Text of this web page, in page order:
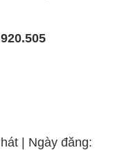
| Ngày đăng: